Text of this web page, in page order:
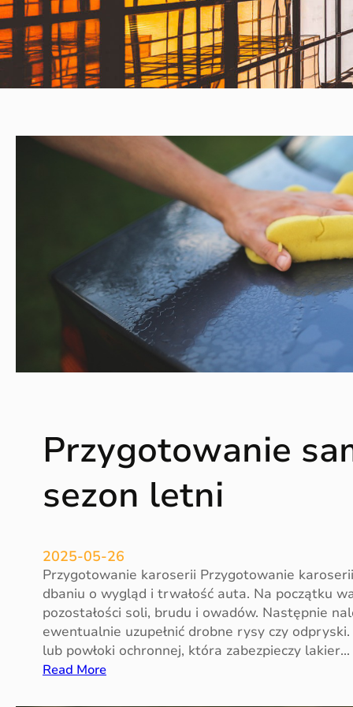
Przygotowanie
sezon letni
2025-05-26
Przygotowanie karoserii Przygotowanie
dbaniu o wygląd i trwałość auta. Na początku
pozostałości soli, brudu i owadów. Następnie
ewentualnie uzupełnić drobne rysy czy
lub powłoki ochronnej, która zabezpieczy lakier…
Read More: